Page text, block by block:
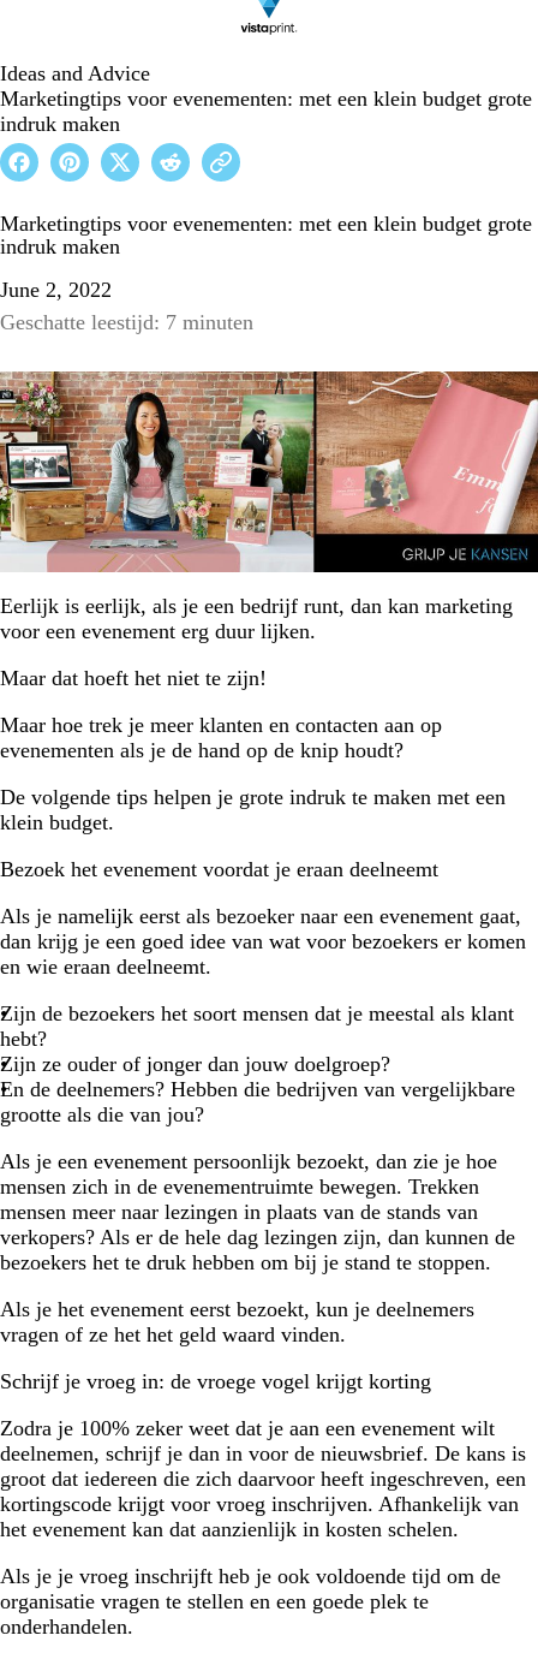
Ideas and Advice
Marketingtips voor evenementen: met een klein budget grote
indruk maken
Marketingtips voor evenementen: met een klein budget grote
indruk maken
June 2, 2022
Geschatte leestijd: 7 minuten
Eerlijk is eerlijk, als je een bedrijf runt, dan kan marketing
voor een evenement erg duur lijken.
Maar dat hoeft het niet te zijn!
Maar hoe trek je meer klanten en contacten aan op
evenementen als je de hand op de knip houdt?
De volgende tips helpen je grote indruk te maken met een
klein budget.
Bezoek het evenement voordat je eraan deelneemt
Als je namelijk eerst als bezoeker naar een evenement gaat,
dan krijg je een goed idee van wat voor bezoekers er komen
en wie eraan deelneemt.
Zijn de bezoekers het soort mensen dat je meestal als klant
hebt?
Zijn ze ouder of jonger dan jouw doelgroep?
En de deelnemers? Hebben die bedrijven van vergelijkbare
grootte als die van jou?
Als je een evenement persoonlijk bezoekt, dan zie je hoe
mensen zich in de evenementruimte bewegen. Trekken
mensen meer naar lezingen in plaats van de stands van
verkopers? Als er de hele dag lezingen zijn, dan kunnen de
bezoekers het te druk hebben om bij je stand te stoppen.
Als je het evenement eerst bezoekt, kun je deelnemers
vragen of ze het het geld waard vinden.
Schrijf je vroeg in: de vroege vogel krijgt korting
Zodra je 100% zeker weet dat je aan een evenement wilt
deelnemen, schrijf je dan in voor de nieuwsbrief. De kans is
groot dat iedereen die zich daarvoor heeft ingeschreven, een
kortingscode krijgt voor vroeg inschrijven. Afhankelijk van
het evenement kan dat aanzienlijk in kosten schelen.
Als je je vroeg inschrijft heb je ook voldoende tijd om de
organisatie vragen te stellen en een goede plek te
onderhandelen.